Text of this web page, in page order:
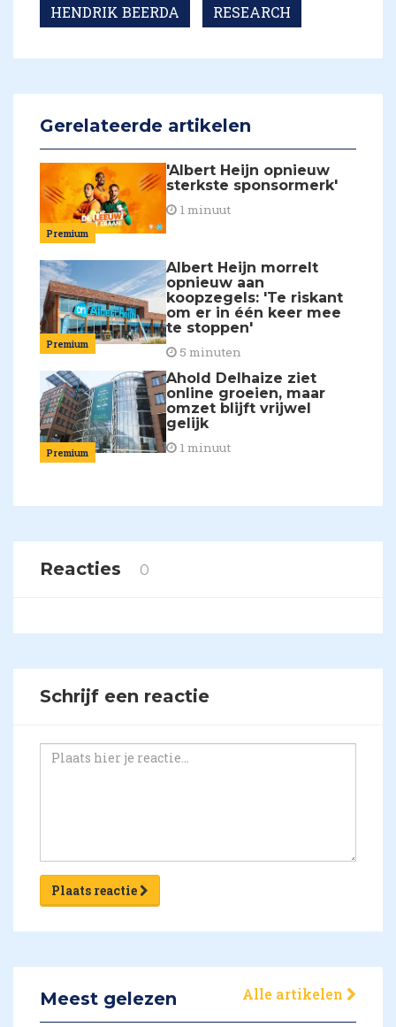
HENDRIK BEERDA RESEARCH
Gerelateerde artikelen
Premium
'Albert Heijn opnieuw
sterkste sponsormerk'
1 minuut
Premium
Albert Heijn morrelt
opnieuw aan
koopzegels: 'Te riskant
om er in één keer mee
te stoppen'
5 minuten
Premium
Ahold Delhaize ziet
online groeien, maar
omzet blijft vrijwel
gelijk
1 minuut
Reacties 0
Schrijf een reactie
Plaats reactie
Meest gelezen Alle artikelen